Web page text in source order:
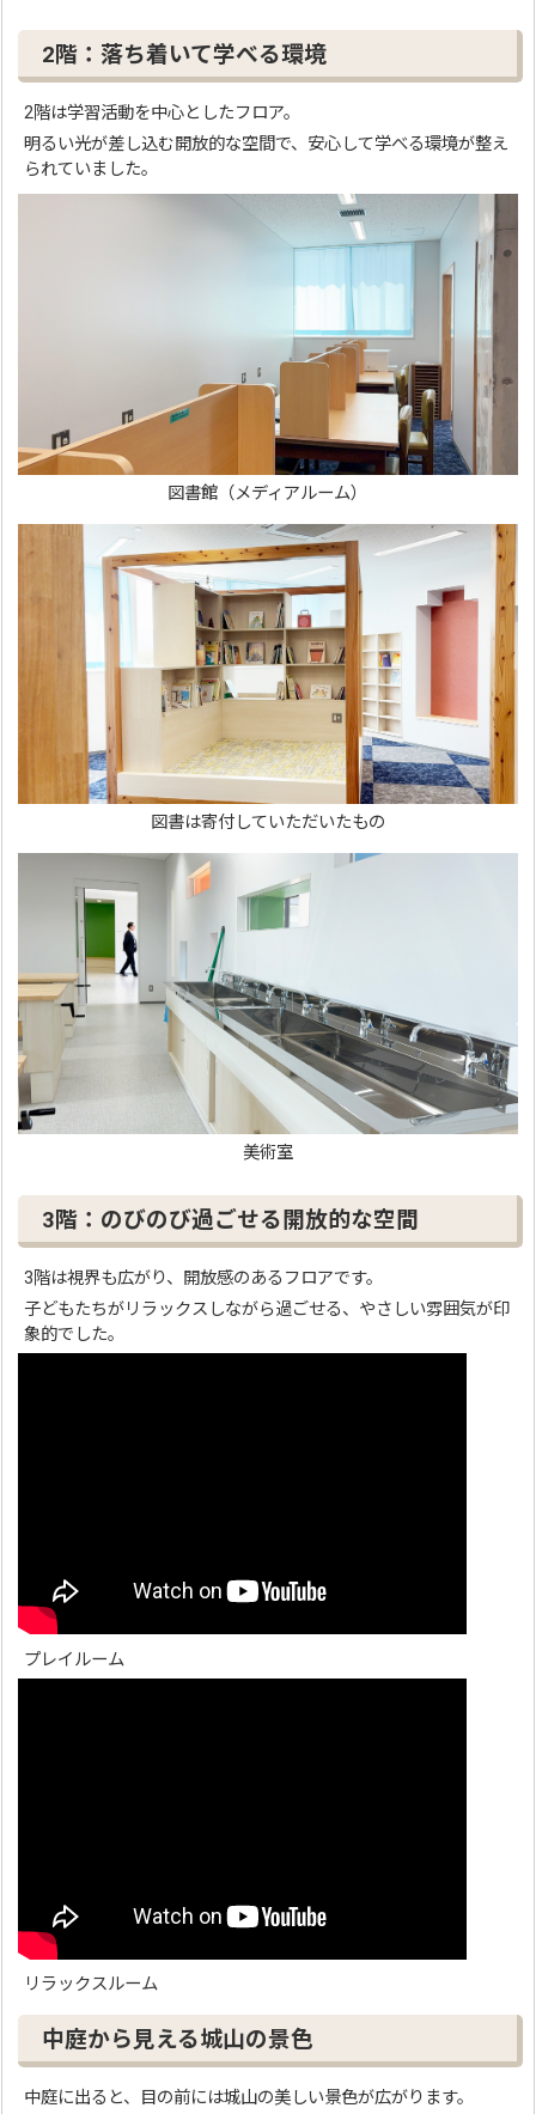
2階：落ち着いて学べる環境
2階は学習活動を中心としたフロア。
明るい光が差し込む開放的な空間で、安心して学べる環境が整え
られていました。
図書館（メディアルーム）
図書は寄付していただいたもの
美術室
3階：のびのび過ごせる開放的な空間
3階は視界も広がり、開放感のあるフロアです。
子どもたちがリラックスしながら過ごせる、やさしい雰囲気が印
象的でした。
プレイルーム
リラックスルーム
中庭から見える城山の景色
中庭に出ると、目の前には城山の美しい景色が広がります。